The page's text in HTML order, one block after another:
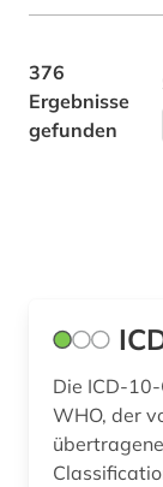
USA (4)
376
Ergebnisse
gefunden
Die ICD-
WHO, der